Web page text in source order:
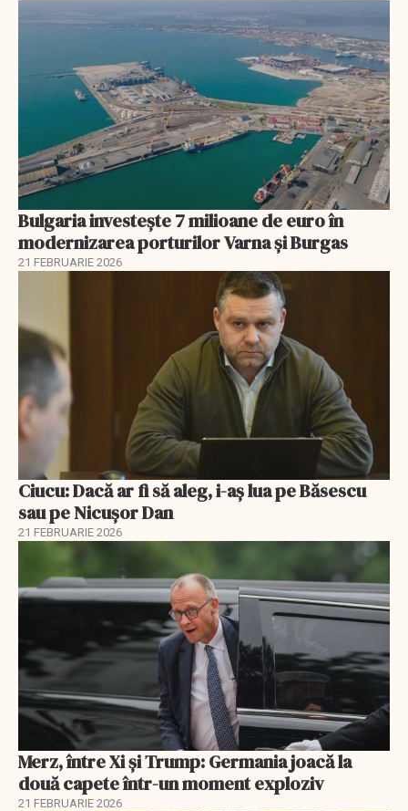
Bulgaria investește 7 milioane de euro în
modernizarea porturilor Varna și Burgas
21 FEBRUARIE 2026
Ciucu: Dacă ar fi să aleg, i-aș lua pe Băsescu
sau pe Nicușor Dan
21 FEBRUARIE 2026
Merz, între Xi și Trump: Germania joacă la
două capete într-un moment exploziv
21 FEBRUARIE 2026